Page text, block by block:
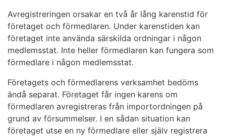
Avregistreringen orsakar en två år lång karenstid för
företaget och förmedlaren. Under karenstiden kan
företaget inte använda särskilda ordningar i någon
medlemsstat. Inte heller förmedlaren kan fungera som
förmedlare i någon medlemsstat.
Företagets och förmedlarens verksamhet bedöms
ändå separat. Företaget får ingen karens om
förmedlaren avregistreras från importordningen på
grund av försummelser. I en sådan situation kan
företaget utse en ny förmedlare eller själv registrera